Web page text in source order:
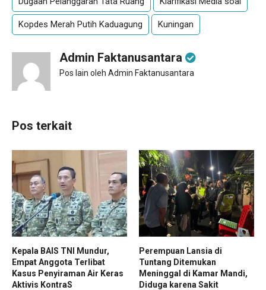
Kopdes Merah Putih Kaduagung Kuningan
Admin Faktanusantara
Pos lain oleh Admin Faktanusantara
Pos terkait
Kepala BAIS TNI Mundur,
Empat Anggota Terlibat
Kasus Penyiraman Air Keras
Aktivis KontraS
Perempuan Lansia di
Tuntang Ditemukan
Meninggal di Kamar Mandi,
Diduga karena Sakit